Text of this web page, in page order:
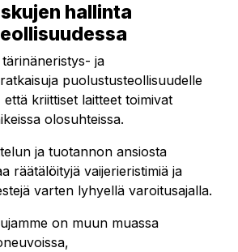
hallinta
ja
puolustusteollisuudelle
kriittiset laitteet toimivat
olosuhteissa.
ja tuotannon ansiosta
räätälöityjä vaijerieristimiä ja
varten lyhyellä varoitusajalla.
on muun muassa